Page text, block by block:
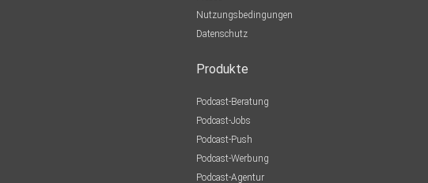
Nutzungsbedingungen
Datenschutz
Produkte
Podcast-Beratung
Podcast-Jobs
Podcast-Push
Podcast-Werbung
Podcast-Agentur